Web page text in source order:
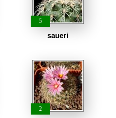
5
saueri
2